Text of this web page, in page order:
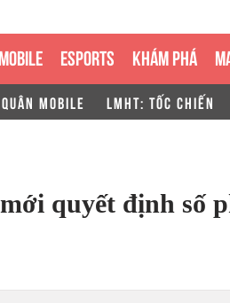
ESPORTS KHÁM PHÁ
MOBILE LMHT: TỐC CHIẾN
quyết định số